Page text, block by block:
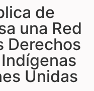
de
una Red
Derechos
Unidas